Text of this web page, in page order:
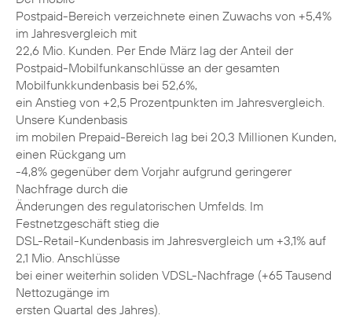
Postpaid-Bereich verzeichnete einen Zuwachs von +5,4%
im Jahresvergleich mit
22,6 Mio. Kunden. Per Ende März lag der Anteil der
Postpaid-Mobilfunkanschlüsse an der gesamten
Mobilfunkkundenbasis bei 52,6%,
ein Anstieg von +2,5 Prozentpunkten im Jahresvergleich.
Unsere Kundenbasis
im mobilen Prepaid-Bereich lag bei 20,3 Millionen Kunden,
einen Rückgang um
-4,8% gegenüber dem Vorjahr aufgrund geringerer
Nachfrage durch die
Änderungen des regulatorischen Umfelds. Im
Festnetzgeschäft stieg die
DSL-Retail-Kundenbasis im Jahresvergleich um +3,1% auf
2,1 Mio. Anschlüsse
bei einer weiterhin soliden VDSL-Nachfrage (+65 Tausend
Nettozugänge im
ersten Quartal des Jahres).